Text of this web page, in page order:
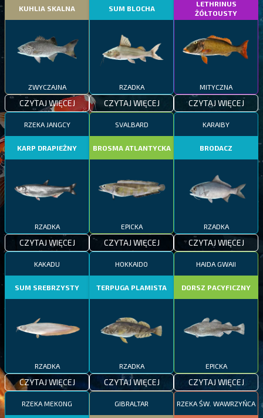
KUHLIA SKALNA
ZWYCZAJNA
CZYTAJ WIĘCEJ
SUM BLOCHA
RZADKA
CZYTAJ WIĘCEJ
LETHRINUS
ŻÓŁTOUSTY
MITYCZNA
CZYTAJ WIĘCEJ
RZEKA JANGCY
KARP DRAPIEŻNY
RZADKA
CZYTAJ WIĘCEJ
SVALBARD
BROSMA ATLANTYCKA
EPICKA
CZYTAJ WIĘCEJ
KARAIBY
BRODACZ
RZADKA
CZYTAJ WIĘCEJ
KAKADU
SUM SREBRZYSTY
RZADKA
CZYTAJ WIĘCEJ
HOKKAIDO
TERPUGA PLAMISTA
RZADKA
CZYTAJ WIĘCEJ
HAIDA GWAII
DORSZ PACYFICZNY
EPICKA
CZYTAJ WIĘCEJ
RZEKA MEKONG GIBRALTAR RZEKA ŚW. WAWRZYŃCA